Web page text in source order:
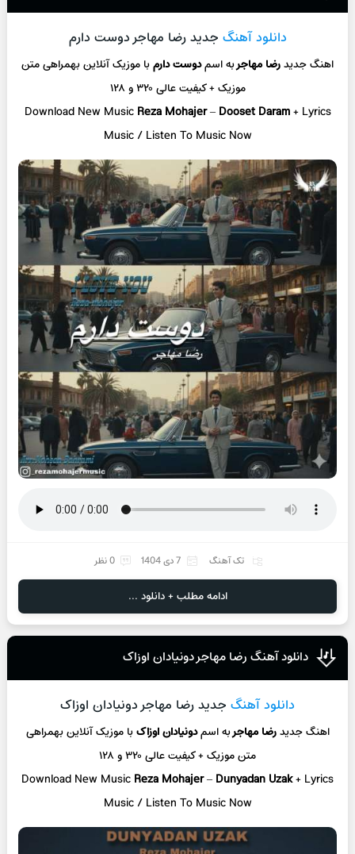
دانلود آهنگ جدید رضا مهاجر دوست دارم
اهنگ جدیدرضا مهاجربه اسمدوست دارمبا موزیک آنلاینبهمراهی متن
موزیک + کیفیت عالی ۳۲۰ و ۱۲۸
Download New Music Reza Mohajer–Dooset Daram+ Lyrics
Music / Listen To Music Now
تک آهنگ 7 دی 1404 0 نظر
ادامه مطلب + دانلود ...
دانلود آهنگ رضا مهاجر دونیادان ‌اوزاک
دانلود آهنگ جدید رضا مهاجر دونیادان ‌اوزاک
اهنگ جدیدرضا مهاجربه اسمدونیادان ‌اوزاکبا موزیک آنلاینبهمراهی
متن موزیک + کیفیت عالی ۳۲۰ و ۱۲۸
Download New Music Reza Mohajer– Dunyadan Uzak+ Lyrics
Music / Listen To Music Now